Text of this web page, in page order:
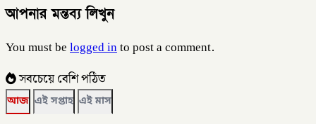
আপনার মন্তব্য লিখুন
You must belogged into post a comment.
সবচেয়ে বেশি পঠিত
আজ এই সপ্তাহ এই মাস